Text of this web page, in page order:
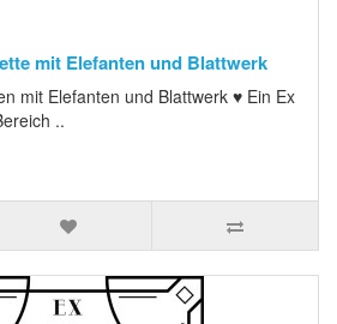
mit Elefanten und Blattwerk
mit Elefanten und Blattwerk ♥ Ein Ex
..